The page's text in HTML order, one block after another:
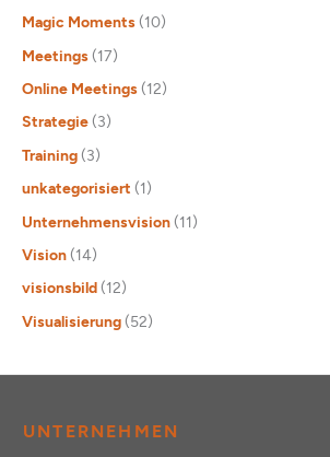
Magic Moments (10)
Meetings (17)
Online Meetings (12)
Strategie (3)
Training (3)
unkategorisiert (1)
Unternehmensvision (11)
Vision (14)
visionsbild (12)
Visualisierung (52)
UNTERNEHMEN